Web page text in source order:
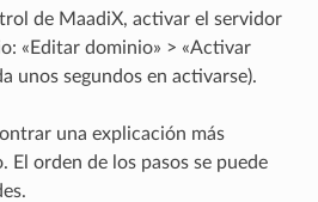
de MaadiX, activar el servidor
«Editar dominio» > «Activar
unos segundos en activarse).
una explicación más
El orden de los pasos se puede